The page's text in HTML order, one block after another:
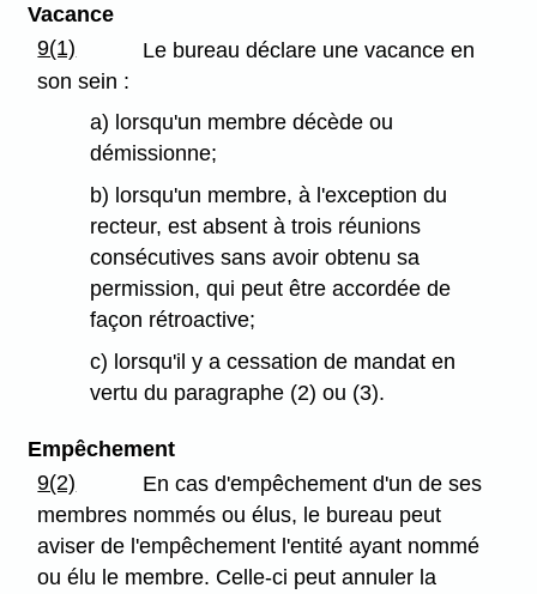
Vacance
9(1)
Le bureau déclare une vacance en
son sein :
a) lorsqu'un membre décède ou
démissionne;
b) lorsqu'un membre, à l'exception du
recteur, est absent à trois réunions
consécutives sans avoir obtenu sa
permission, qui peut être accordée de
façon rétroactive;
c) lorsqu'il y a cessation de mandat en
vertu du paragraphe (2) ou (3).
Empêchement
9(2)
En cas d'empêchement d'un de ses
membres nommés ou élus, le bureau peut
aviser de l'empêchement l'entité ayant nommé
ou élu le membre. Celle-ci peut annuler la